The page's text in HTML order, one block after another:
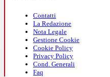
Contatti
La Redazione
Nota Legale
Gestione Cookie
Cookie Policy
Privacy Policy
Cond. Generali
Faq